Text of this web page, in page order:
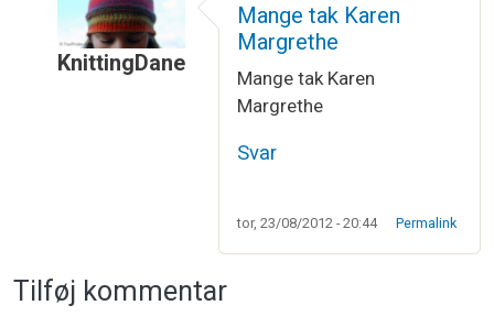
KnittingDane
Til LykkeafKaren Margreth…
Mange tak Karen
Margrethe
Mange tak Karen
Margrethe
Svar
tor, 23/08/2012 - 20:44 Permalink
Tilføj kommentar